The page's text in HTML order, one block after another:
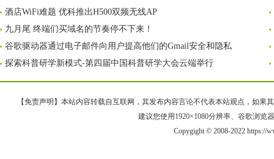
酒店WiFi难题 优科推出H500双频无线AP
九月尾 终端们买域名的节奏停不下来！
谷歌驱动器通过电子邮件向用户提高他们的Gmail安全和隐私
探索科普研学新模式-第四届中国科普研学大会云端举行
【免责声明】本站内容转载自互联网，其发布内容言论不代表本站观点，如果
建议您使用1920×1080分辨率、谷歌浏览
Copygight © 2008-2022 https://